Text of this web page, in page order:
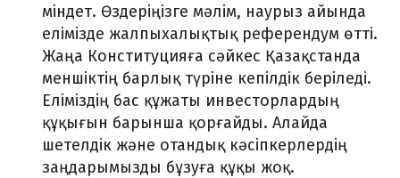
міндет. Өздеріңізге мәлім, наурыз айында
елімізде жалпыхалықтық референдум өтті.
Жаңа Конституцияға сәйкес Қазақстанда
меншіктің барлық түріне кепілдік беріледі.
Еліміздің бас құжаты инвесторлардың
құқығын барынша қорғайды. Алайда
шетелдік және отандық кәсіпкерлердің
заңдарымызды бұзуға құқы жоқ.